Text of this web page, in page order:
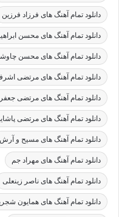
دانلود تمام آهنگ های فرزاد فرزین
دانلود تمام آهنگ های محسن
دانلود تمام آهنگ های محسن
دانلود تمام آهنگ های مرتضی
دانلود تمام آهنگ های مرتضی
دانلود تمام آهنگ های مرتضی
دانلود تمام آهنگ های مسیح و آرش
دانلود تمام آهنگ های مهراد جم
دانلود تمام آهنگ های ناصر زینعلی
دانلود تمام آهنگ های همایون